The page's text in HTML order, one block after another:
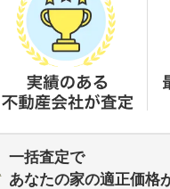
一括査定で
あなたの家の適正価格